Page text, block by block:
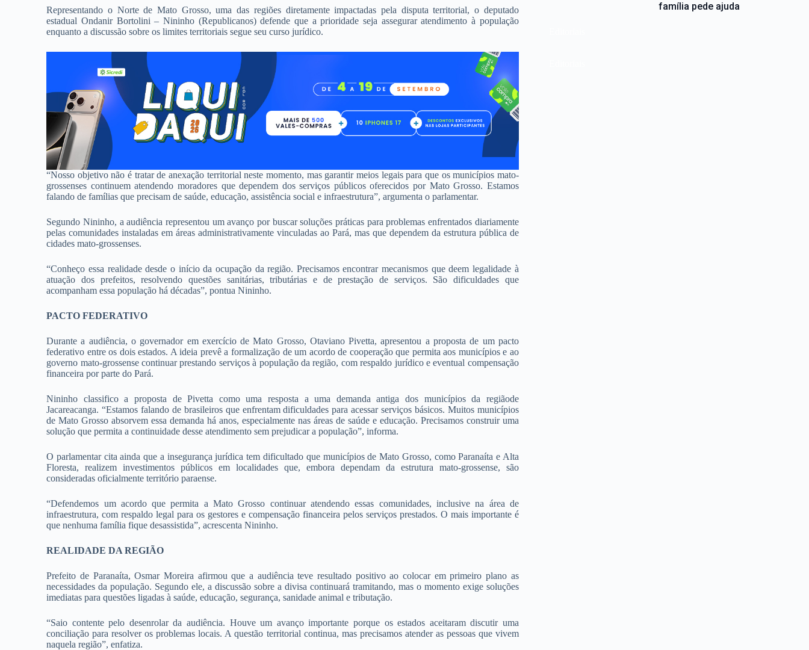
Representando o Norte de Mato Grosso, uma das regiões diretamente impactadas pela disputa territorial, o deputado
estadual Ondanir Bortolini – Nininho (Republicanos) defende que a prioridade seja assegurar atendimento à população
enquanto a discussão sobre os limites territoriais segue seu curso jurídico.
“Nosso objetivo não é tratar de anexação territorial neste momento, mas garantir meios legais para que os municípios mato-
grossenses continuem atendendo moradores que dependem dos serviços públicos oferecidos por Mato Grosso. Estamos
falando de famílias que precisam de saúde, educação, assistência social e infraestrutura”, argumenta o parlamentar.
Segundo Nininho, a audiência representou um avanço por buscar soluções práticas para problemas enfrentados diariamente
pelas comunidades instaladas em áreas administrativamente vinculadas ao Pará, mas que dependem da estrutura pública de
cidades mato-grossenses.
“Conheço essa realidade desde o início da ocupação da região. Precisamos encontrar mecanismos que deem legalidade à
atuação dos prefeitos, resolvendo questões sanitárias, tributárias e de prestação de serviços. São dificuldades que
acompanham essa população há décadas”, pontua Nininho.
PACTO FEDERATIVO
Durante a audiência, o governador em exercício de Mato Grosso, Otaviano Pivetta, apresentou a proposta de um pacto
federativo entre os dois estados. A ideia prevê a formalização de um acordo de cooperação que permita aos municípios e ao
governo mato-grossense continuar prestando serviços à população da região, com respaldo jurídico e eventual compensação
financeira por parte do Pará.
Nininho classifico a proposta de Pivetta como uma resposta a uma demanda antiga dos municípios da regiãode
Jacareacanga. “Estamos falando de brasileiros que enfrentam dificuldades para acessar serviços básicos. Muitos municípios
de Mato Grosso absorvem essa demanda há anos, especialmente nas áreas de saúde e educação. Precisamos construir uma
solução que permita a continuidade desse atendimento sem prejudicar a população”, informa.
O parlamentar cita ainda que a insegurança jurídica tem dificultado que municípios de Mato Grosso, como Paranaíta e Alta
Floresta, realizem investimentos públicos em localidades que, embora dependam da estrutura mato-grossense, são
consideradas oficialmente território paraense.
“Defendemos um acordo que permita a Mato Grosso continuar atendendo essas comunidades, inclusive na área de
infraestrutura, com respaldo legal para os gestores e compensação financeira pelos serviços prestados. O mais importante é
que nenhuma família fique desassistida”, acrescenta Nininho.
REALIDADE DA REGIÃO
Prefeito de Paranaíta, Osmar Moreira afirmou que a audiência teve resultado positivo ao colocar em primeiro plano as
necessidades da população. Segundo ele, a discussão sobre a divisa continuará tramitando, mas o momento exige soluções
imediatas para questões ligadas à saúde, educação, segurança, sanidade animal e tributação.
“Saio contente pelo desenrolar da audiência. Houve um avanço importante porque os estados aceitaram discutir uma
conciliação para resolver os problemas locais. A questão territorial continua, mas precisamos atender as pessoas que vivem
naquela região”, enfatiza.
família pede ajuda